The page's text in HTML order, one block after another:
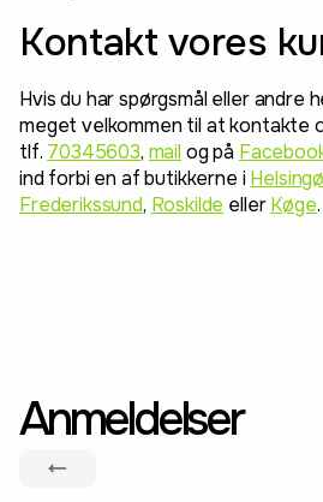
Kontakt vores
Hvis du har spørgsmål eller andre
meget velkommen til at kontakte
tlf. 70345603, mail og på
ind forbi en af butikkerne i
Frederikssund, Roskilde ellerKøge.
Anmeldelser